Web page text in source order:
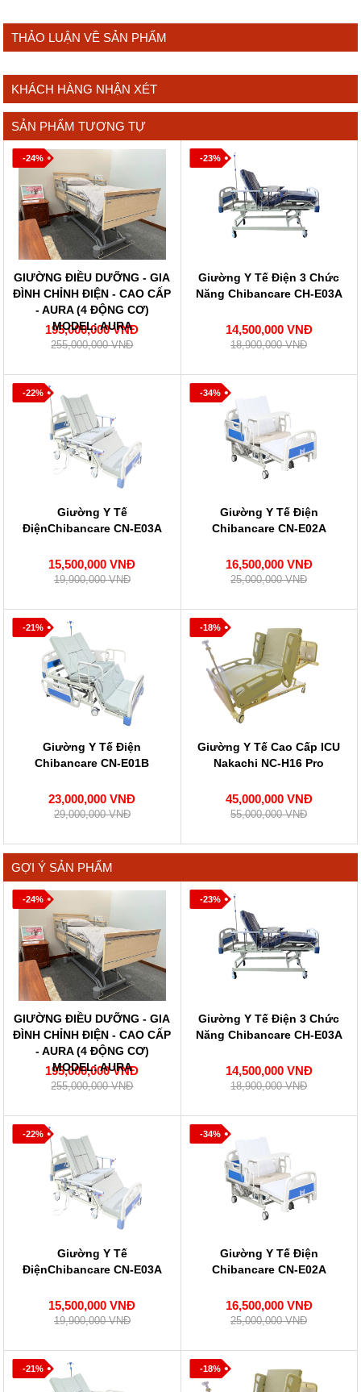
THẢO LUẬN VỀ SẢN PHẨM
KHÁCH HÀNG NHẬN XÉT
SẢN PHẨM TƯƠNG TỰ
-24%
GIƯỜNG ĐIỀU DƯỠNG - GIA
ĐÌNH CHỈNH ĐIỆN - CAO CẤP
- AURA (4 ĐỘNG CƠ)
MODEL: AURA
195,000,000 VNĐ
255,000,000 VNĐ
-23%
Giường Y Tế Điện 3 Chức
Năng Chibancare CH-E03A
14,500,000 VNĐ
18,900,000 VNĐ
-22%
Giường Y Tế
ĐiệnChibancare CN-E03A
15,500,000 VNĐ
19,900,000 VNĐ
-34%
Giường Y Tế Điện
Chibancare CN-E02A
16,500,000 VNĐ
25,000,000 VNĐ
-21%
Giường Y Tế Điện
Chibancare CN-E01B
23,000,000 VNĐ
29,000,000 VNĐ
-18%
Giường Y Tế Cao Cấp ICU
Nakachi NC-H16 Pro
45,000,000 VNĐ
55,000,000 VNĐ
GỢI Ý SẢN PHẨM
-24%
GIƯỜNG ĐIỀU DƯỠNG - GIA
ĐÌNH CHỈNH ĐIỆN - CAO CẤP
- AURA (4 ĐỘNG CƠ)
MODEL: AURA
195,000,000 VNĐ
255,000,000 VNĐ
-23%
Giường Y Tế Điện 3 Chức
Năng Chibancare CH-E03A
14,500,000 VNĐ
18,900,000 VNĐ
-22%
Giường Y Tế
ĐiệnChibancare CN-E03A
15,500,000 VNĐ
19,900,000 VNĐ
-34%
Giường Y Tế Điện
Chibancare CN-E02A
16,500,000 VNĐ
25,000,000 VNĐ
-21% -18%